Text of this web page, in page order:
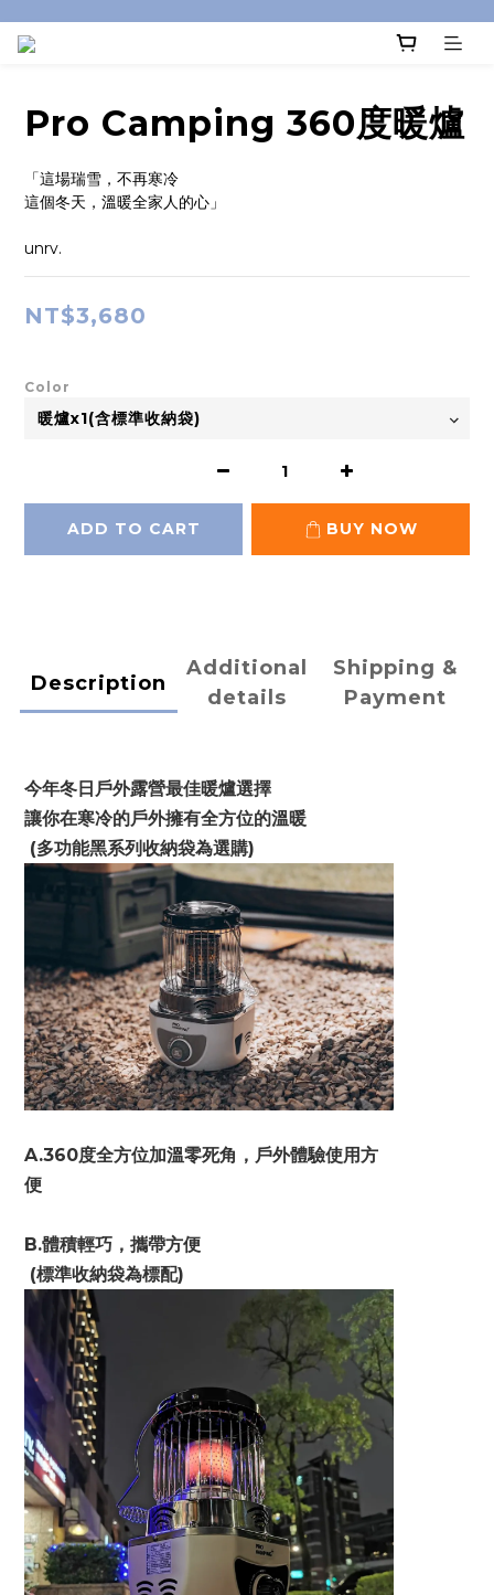
Pro Camping 360度暖爐
「這場瑞雪，不再寒冷
這個冬天，溫暖全家人的心」
unrv.
NT$3,680
Color
ADD TO CART BUY NOW
Description
Additional
details
Shipping &
Payment
今年冬日戶外露營最佳暖爐選擇
讓你在寒冷的戶外擁有全方位的溫暖
(多功能黑系列收納袋為選購)
A.360度全方位加溫零死角，戶外體驗使用方
便
B.體積輕巧，攜帶方便
(標準收納袋為標配)